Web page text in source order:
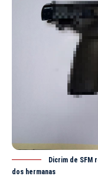
Dicrim de SFM
dos hermanas